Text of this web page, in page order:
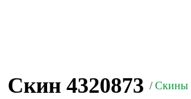
Скин 4320873 /Скины